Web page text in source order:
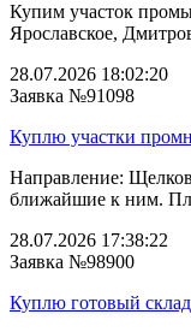
Купим участок
Ярославское,
28.07.2026 18:02:20
Заявка №91098
Куплю участки
Направление:
ближайшие к ним.
28.07.2026 17:38:22
Заявка №98900
Куплю готовый